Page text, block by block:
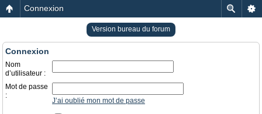
Connexion
Version bureau du forum
Connexion
Nom
d’utilisateur :
Mot de passe
:
J’ai oublié mon mot de passe